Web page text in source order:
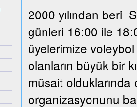
2000 yılından beri
günleri 16:00 ile
üyelerimize
olanların büyük bir
müsait olduklarında
organizasyonunu